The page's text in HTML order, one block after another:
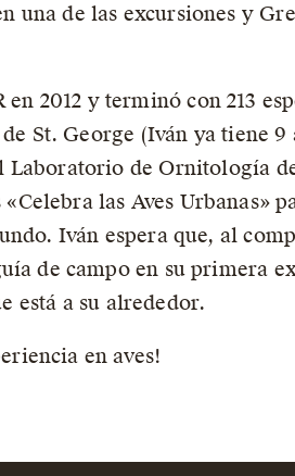
una de las excursiones y
2012 y terminó con 213
St. George (Iván ya tiene 9
Laboratorio de Ornitología
las Aves Urbanas»
Iván espera que, al
de campo en su primera
está a su alrededor.
en aves!